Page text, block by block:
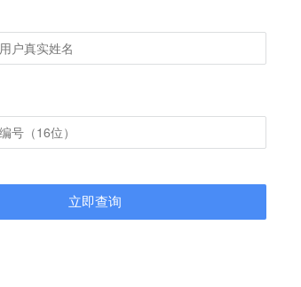
立即查询